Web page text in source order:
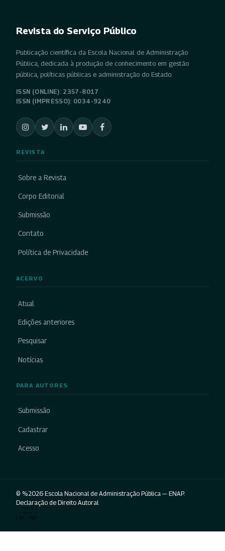
Revista do Serviço Público
Publicação científica da Escola Nacional de Administração
Pública, dedicada à produção de conhecimento em gestão
pública, políticas públicas e administração do Estado.
ISSN (ONLINE): 2357-8017
ISSN (IMPRESSO): 0034-9240
REVISTA
Sobre a Revista
Corpo Editorial
Submissão
Contato
Política de Privacidade
ACERVO
Atual
Edições anteriores
Pesquisar
Notícias
PARA AUTORES
Submissão
Cadastrar
Acesso
© %2026 Escola Nacional de Administração Pública — ENAP.
Declaração de Direito Autoral